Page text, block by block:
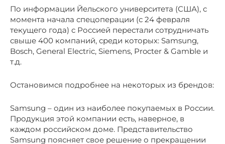
По информации Йельского университета (США), с
момента начала спецоперации (с 24 февраля
текущего года) с Россией перестали сотрудничать
свыше 400 компаний, среди которых: Samsung,
Bosch, General Electric, Siemens, Procter & Gamble и
т.д.
Остановимся подробнее на некоторых из брендов:
Samsung – один из наиболее покупаемых в России.
Продукция этой компании есть, наверное, в
каждом российском доме. Представительство
Samsung поясняет свое решение о прекращении